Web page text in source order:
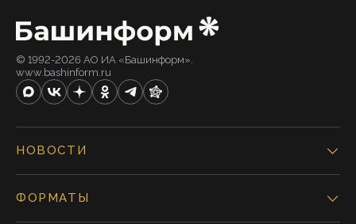
© 1992-2026 АО ИА «Башинформ».
www.bashinform.ru
НОВОСТИ
ФОРМАТЫ